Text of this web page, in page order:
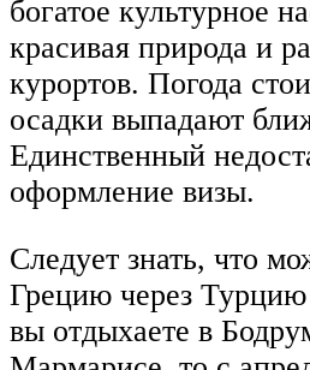
богатое культурное
красивая природа и
курортов. Погода
осадки выпадают
Единственный
оформление визы.
Следует знать, что
Грецию через
вы отдыхаете в